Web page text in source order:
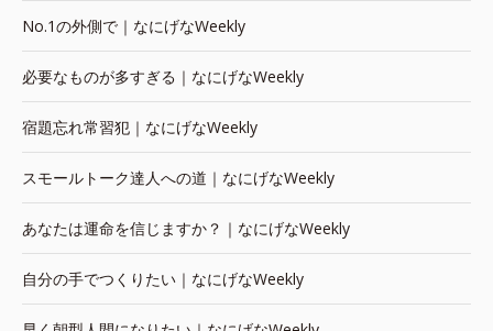
No.1の外側で｜なにげなWeekly
必要なものが多すぎる｜なにげなWeekly
宿題忘れ常習犯｜なにげなWeekly
スモールトーク達人への道｜なにげなWeekly
あなたは運命を信じますか？｜なにげなWeekly
自分の手でつくりたい｜なにげなWeekly